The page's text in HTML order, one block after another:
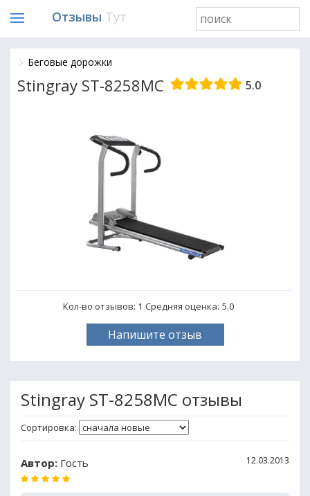
Отзывы Тут
Беговые дорожки
Stingray ST-8258MC 5.0
Кол-во отзывов: 1 Средняя оценка: 5.0
Напишите отзыв
Stingray ST-8258MC отзывы
Сортировка:
Автор: Гость 12.03.2013